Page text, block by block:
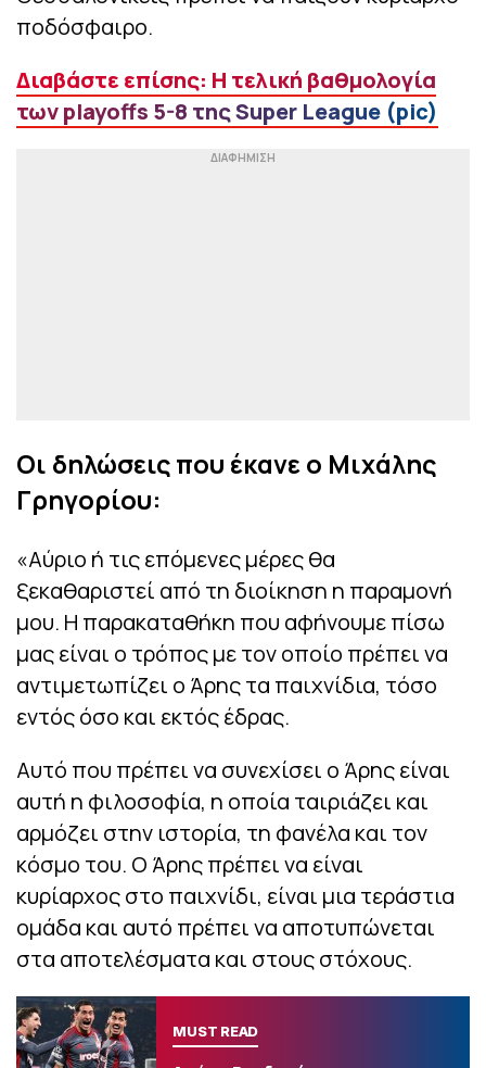
ποδόσφαιρο.
Διαβάστε επίσης: Η τελική βαθμολογία
των playoffs 5-8 της Super League (pic)
Οι δηλώσεις που έκανε ο Μιχάλης
Γρηγορίου:
«Αύριο ή τις επόμενες μέρες θα
ξεκαθαριστεί από τη διοίκηση η παραμονή
μου. Η παρακαταθήκη που αφήνουμε πίσω
μας είναι ο τρόπος με τον οποίο πρέπει να
αντιμετωπίζει ο Άρης τα παιχνίδια, τόσο
εντός όσο και εκτός έδρας.
Αυτό που πρέπει να συνεχίσει ο Άρης είναι
αυτή η φιλοσοφία, η οποία ταιριάζει και
αρμόζει στην ιστορία, τη φανέλα και τον
κόσμο του. Ο Άρης πρέπει να είναι
κυρίαρχος στο παιχνίδι, είναι μια τεράστια
ομάδα και αυτό πρέπει να αποτυπώνεται
στα αποτελέσματα και στους στόχους.
MUST READ